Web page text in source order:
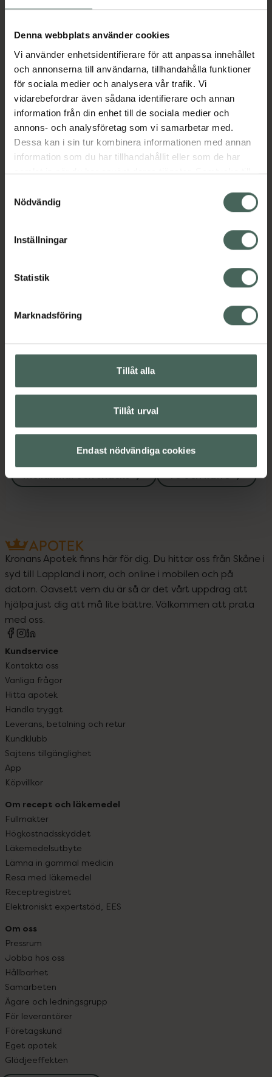
Denna webbplats använder cookies
Vi använder enhetsidentifierare för att anpassa innehållet
och annonserna till användarna, tillhandahålla funktioner
för sociala medier och analysera vår trafik. Vi
vidarebefordrar även sådana identifierare och annan
information från din enhet till de sociala medier och
annons- och analysföretag som vi samarbetar med.
Dessa kan i sin tur kombinera informationen med annan
information som du har tillhandahållit eller som de har
samlat in när du har använt deras tjänster. Samtycke till
återkalla ditt samtycke via webbplatsens
cookieinställningar. Ett återkallat samtycke påverkar inte
lagligheten av behandling som skett innan återkallelsen.
Nödvändig
Inställningar
Statistik
Marknadsföring
Tillåt alla
Tillåt urval
Endast nödvändiga cookies
Pris online
Köp båda
Beskrivning Dölj
EU-ekologiskt livsmedel
PL-EKO-03
Ge liv åt dessa fantastiska örter genom att
låta tepåsen dra i nykokt vatten 5-8
Jämförpris
Te och kaffe
Upptäck flera produkter inom
Kost och hälsa
Mellanmål och snacks
Te och kaffe
Kronans Apotek finns här för dig. Du hittar oss från Skåne i
syd till Lappland i norr, och online i mobilen och på
datorn. Oavsett vem du är så är det vårt uppdrag att
hjälpa just dig att må lite bättre. Välkommen att prata
med oss.
Kundservice
Kontakta oss
Vanliga frågor
Hitta apotek
Handla tryggt
Leverans, betalning och retur
Kundklubb
Sajtens tillgänglighet
App
Köpvillkor
Om recept och läkemedel
Fullmakter
Högkostnadsskyddet
Läkemedelsutbyte
Lämna in gammal medicin
Resa med läkemedel
Receptregistret
Elektroniskt expertstöd, EES
Om oss
Pressrum
Jobba hos oss
Hållbarhet
Samarbeten
Ägare och ledningsgrupp
För leverantörer
Företagskund
Eget apotek
Glädjeeffekten